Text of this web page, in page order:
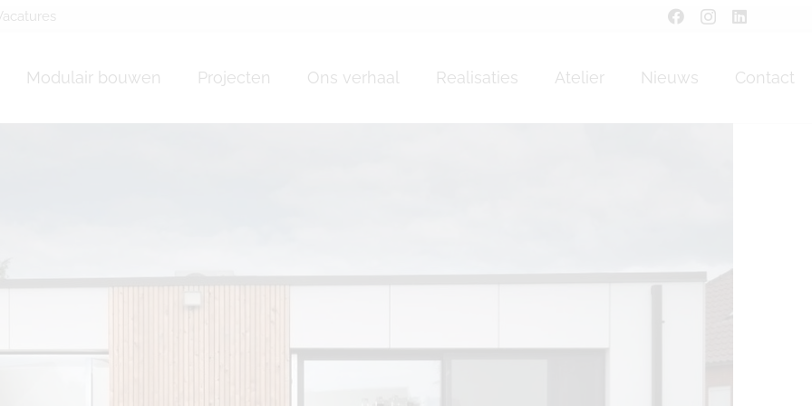
Modulair bouwen Projecten Ons verhaal Realisaties Atelier Nieuws Contact
maison en bois Anderlues